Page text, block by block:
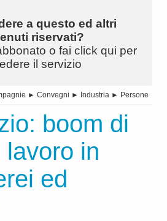
a questo ed altri
riservati?
o fai click qui per
il servizio
► Convegni ► Industria ► Persone
boom di
lavoro in
ed